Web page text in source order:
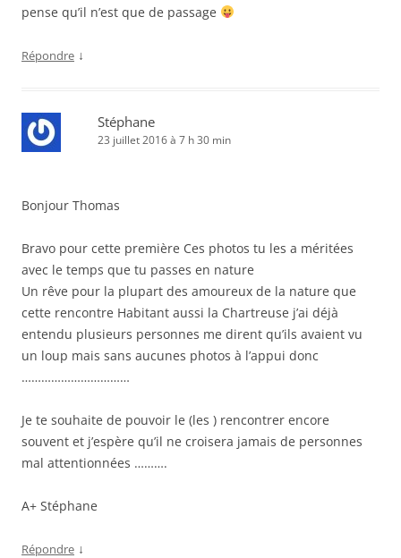
pense qu’il n’est que de passage
Répondre ↓
Stéphane
23 juillet 2016 à 7 h 30 min
Bonjour Thomas
Bravo pour cette première Ces photos tu les a méritées
avec le temps que tu passes en nature
Un rêve pour la plupart des amoureux de la nature que
cette rencontre Habitant aussi la Chartreuse j’ai déjà
entendu plusieurs personnes me dirent qu’ils avaient vu
un loup mais sans aucunes photos à l’appui donc
……………………………
Je te souhaite de pouvoir le (les ) rencontrer encore
souvent et j’espère qu’il ne croisera jamais de personnes
mal attentionnées ……….
A+ Stéphane
Répondre ↓